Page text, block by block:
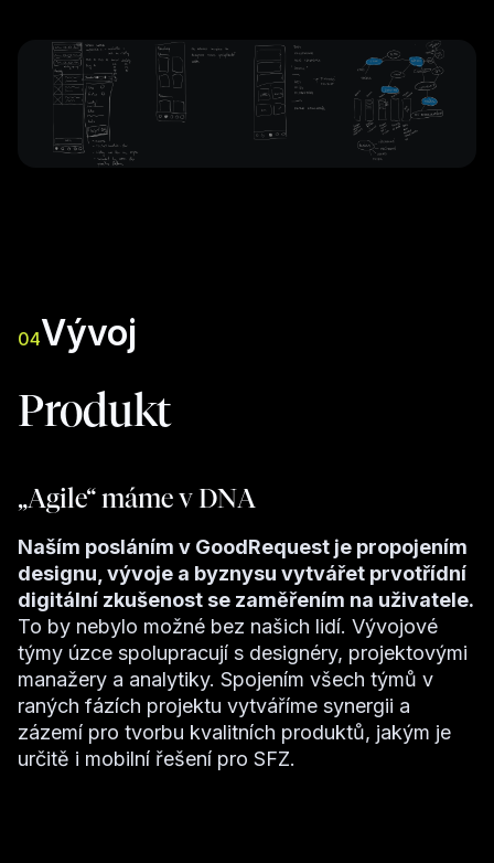
04Vývoj
Produkt
„Agile“ máme v DNA
Naším posláním v GoodRequest je propojením
designu, vývoje a byznysu vytvářet prvotřídní
digitální zkušenost se zaměřením na uživatele.
To by nebylo možné bez našich lidí. Vývojové
týmy úzce spolupracují s designéry, projektovými
manažery a analytiky. Spojením všech týmů v
raných fázích projektu vytváříme synergii a
zázemí pro tvorbu kvalitních produktů, jakým je
určitě i mobilní řešení pro SFZ.